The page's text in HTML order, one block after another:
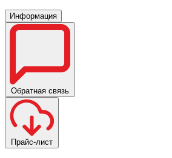
Информация
Обратная связь
Прайс-лист